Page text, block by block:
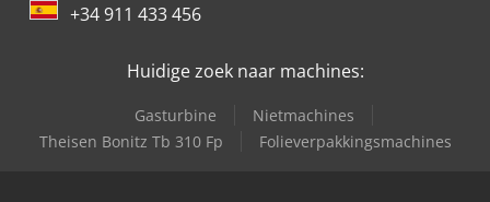
+34 911 433 456
Huidige zoek naar machines:
Gasturbine
Nietmachines
Theisen Bonitz Tb 310 Fp
Folieverpakkingsmachines